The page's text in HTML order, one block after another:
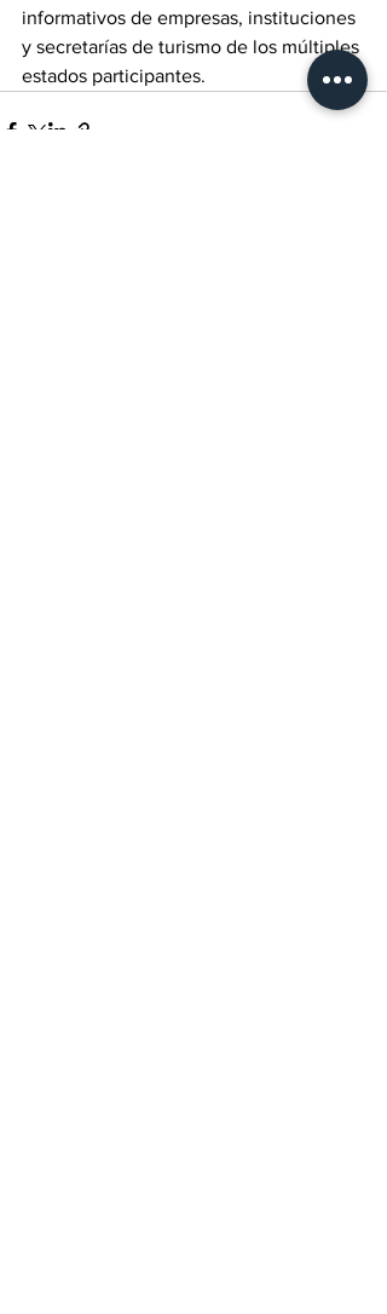
informativos de empresas, instituciones
y secretarías de turismo de los múltiples
estados participantes.